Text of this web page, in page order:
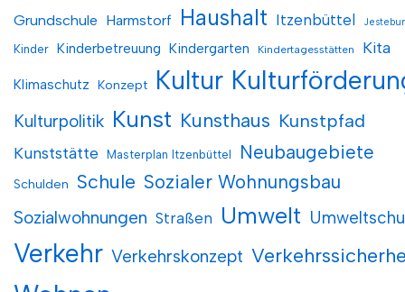
Grundschule Harmstorf Haushalt Itzenbüttel
Kinder Kinderbetreuung Kindergarten Kindertagesstätten Kita
Klimaschutz Konzept Kultur
Kulturpolitik Kunst Kunsthaus Kunstpfad
Kunststätte Masterplan Itzenbüttel Neubaugebiete
Schulden Schule Sozialer Wohnungsbau
Sozialwohnungen Straßen Umwelt
Verkehr Verkehrskonzept